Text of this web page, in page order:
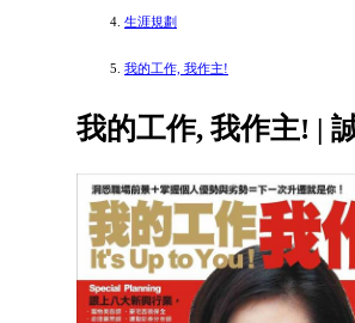
生涯規劃
我的工作, 我作主!
我的工作, 我作主! |